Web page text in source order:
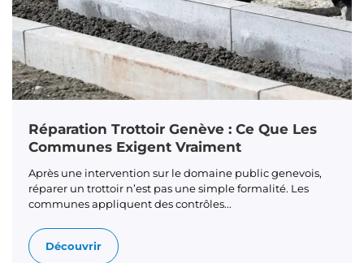
Réparation Trottoir Genève : Ce Que Les
Communes Exigent Vraiment
Après une intervention sur le domaine public genevois,
réparer un trottoir n’est pas une simple formalité. Les
communes appliquent des contrôles...
Découvrir